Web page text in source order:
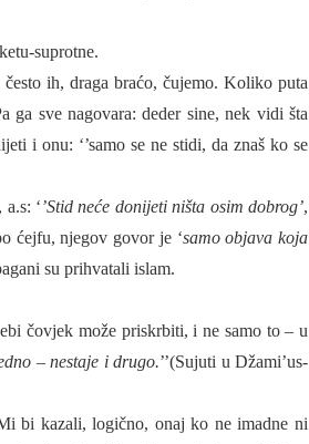
suprotne.
ih, draga braćo, čujemo. Koliko puta
ga sve nagovara: deder sine, nek vidi šta
i onu: ‘’samo se ne stidi, da znaš ko se
‘’Stid neće donijeti ništa osim dobrog’,
ćejfu, njegov govor je ‘samo objava koja
su prihvatali islam.
čovjek može priskrbiti, i ne samo to – u
– nestaje i drugo.’’(Sujuti u Džami’us-
bi kazali, logično, onaj ko ne imadne ni